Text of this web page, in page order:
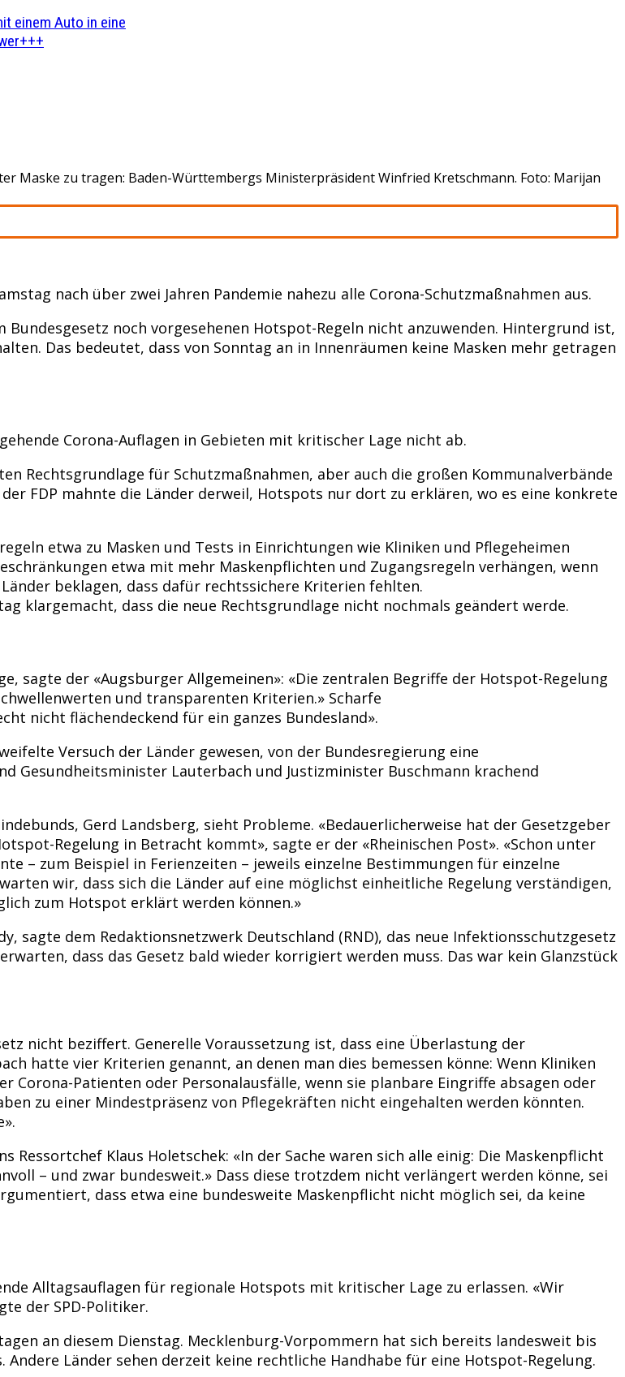
einem Auto in eine
Maske zu tragen: Baden-Württembergs Ministerpräsident Winfried Kretschmann. Foto: Marijan
nach über zwei Jahren Pandemie nahezu alle Corona-Schutzmaßnahmen aus.
noch vorgesehenen Hotspot-Regeln nicht anzuwenden. Hintergrund ist,
Das bedeutet, dass von Sonntag an in Innenräumen keine Masken mehr getragen
Corona-Auflagen in Gebieten mit kritischer Lage nicht ab.
Rechtsgrundlage für Schutzmaßnahmen, aber auch die großen Kommunalverbände
FDP mahnte die Länder derweil, Hotspots nur dort zu erklären, wo es eine konkrete
etwa zu Masken und Tests in Einrichtungen wie Kliniken und Pflegeheimen
etwa mit mehr Maskenpflichten und Zugangsregeln verhängen, wenn
beklagen, dass dafür rechtssichere Kriterien fehlten.
klargemacht, dass die neue Rechtsgrundlage nicht nochmals geändert werde.
sagte der «Augsburger Allgemeinen»: «Die zentralen Begriffe der Hotspot-Regelung
und transparenten Kriterien.» Scharfe
nicht flächendeckend für ein ganzes Bundesland».
Versuch der Länder gewesen, von der Bundesregierung eine
Gesundheitsminister Lauterbach und Justizminister Buschmann krachend
Gerd Landsberg, sieht Probleme. «Bedauerlicherweise hat der Gesetzgeber
Regelung in Betracht kommt», sagte er der «Rheinischen Post». «Schon unter
– zum Beispiel in Ferienzeiten – jeweils einzelne Bestimmungen für einzelne
wir, dass sich die Länder auf eine möglichst einheitliche Regelung verständigen,
zum Hotspot erklärt werden können.»
sagte dem Redaktionsnetzwerk Deutschland (RND), das neue Infektionsschutzgesetz
dass das Gesetz bald wieder korrigiert werden muss. Das war kein Glanzstück
nicht beziffert. Generelle Voraussetzung ist, dass eine Überlastung der
hatte vier Kriterien genannt, an denen man dies bemessen könne: Wenn Kliniken
Patienten oder Personalausfälle, wenn sie planbare Eingriffe absagen oder
zu einer Mindestpräsenz von Pflegekräften nicht eingehalten werden könnten.
Klaus Holetschek: «In der Sache waren sich alle einig: Die Maskenpflicht
– und zwar bundesweit.» Dass diese trotzdem nicht verlängert werden könne, sei
dass etwa eine bundesweite Maskenpflicht nicht möglich sei, da keine
Alltagsauflagen für regionale Hotspots mit kritischer Lage zu erlassen. «Wir
der SPD-Politiker.
an diesem Dienstag. Mecklenburg-Vorpommern hat sich bereits landesweit bis
Länder sehen derzeit keine rechtliche Handhabe für eine Hotspot-Regelung.